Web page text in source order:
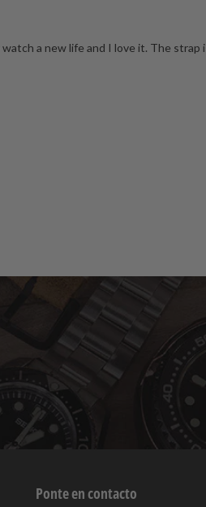
a new life and I love it. The strap
Ponte en contacto